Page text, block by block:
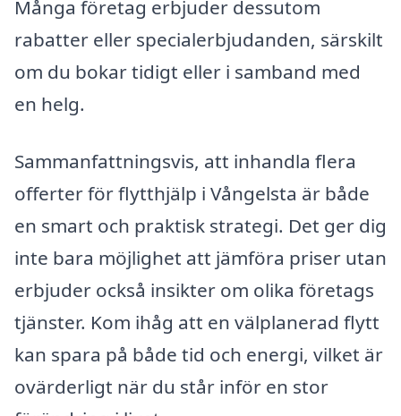
Många företag erbjuder dessutom
rabatter eller specialerbjudanden, särskilt
om du bokar tidigt eller i samband med
en helg.
Sammanfattningsvis, att inhandla flera
offerter för flytthjälp i Vångelsta är både
en smart och praktisk strategi. Det ger dig
inte bara möjlighet att jämföra priser utan
erbjuder också insikter om olika företags
tjänster. Kom ihåg att en välplanerad flytt
kan spara på både tid och energi, vilket är
ovärderligt när du står inför en stor